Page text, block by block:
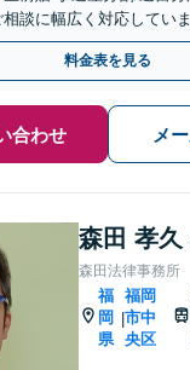
談に幅広く対応してい
伝いさせていただきま
料金表を見る
合わせ メ
森田 孝久
森田法律事務所
福
岡
県
|
福岡
市中
央区